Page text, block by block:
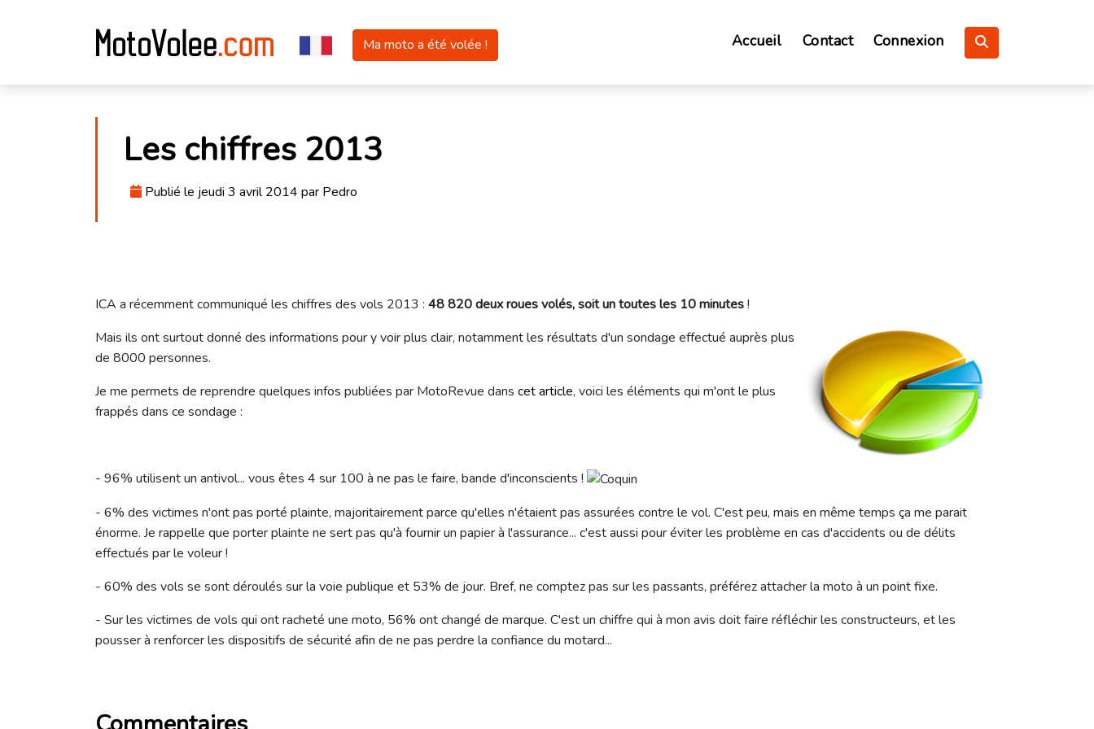
Ma moto a été volée ! Accueil Contact Connexion
Les chiffres 2013
Publié le jeudi 3 avril 2014 par Pedro
ICA a récemment communiqué les chiffres des vols 2013 : 48 820 deux roues volés, soit un toutes les 10 minutes!
Mais ils ont surtout donné des informations pour y voir plus clair, notamment les résultats d'un sondage effectué auprès plus
de 8000 personnes.
Je me permets de reprendre quelques infos publiées par MotoRevue dans cet article, voici les éléments qui m'ont le plus
frappés dans ce sondage :
- 96% utilisent un antivol... vous êtes 4 sur 100 à ne pas le faire, bande d'inconscients !
- 6% des victimes n'ont pas porté plainte, majoritairement parce qu'elles n'étaient pas assurées contre le vol. C'est peu, mais en même temps ça me parait
énorme. Je rappelle que porter plainte ne sert pas qu'à fournir un papier à l'assurance... c'est aussi pour éviter les problème en cas d'accidents ou de délits
effectués par le voleur !
- 60% des vols se sont déroulés sur la voie publique et 53% de jour. Bref, ne comptez pas sur les passants, préférez attacher la moto à un point fixe.
- Sur les victimes de vols qui ont racheté une moto, 56% ont changé de marque. C'est un chiffre qui à mon avis doit faire réfléchir les constructeurs, et les
pousser à renforcer les dispositifs de sécurité afin de ne pas perdre la confiance du motard...